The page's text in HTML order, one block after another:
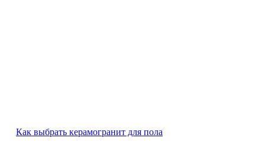
Как выбрать керамогранит для пола